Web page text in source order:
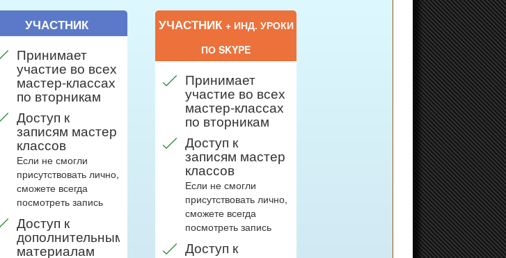
УЧАСТНИК
Принимает
участие во всех
мастер-классах
по вторникам
Доступ к
записям мастер
классов
Если не смогли
присутствовать лично,
сможете всегда
посмотреть запись
Доступ к
дополнительным
материалам
УЧАСТНИК + ИНД. УРОКИ
ПО SKYPE
Принимает
участие во всех
мастер-классах
по вторникам
Доступ к
записям мастер
классов
Если не смогли
присутствовать лично,
сможете всегда
посмотреть запись
Доступ к